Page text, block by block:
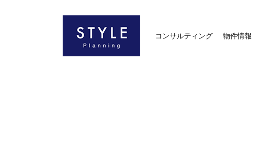
コンサルティング 物件情報